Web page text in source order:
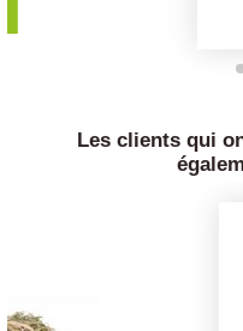
Les clients qui